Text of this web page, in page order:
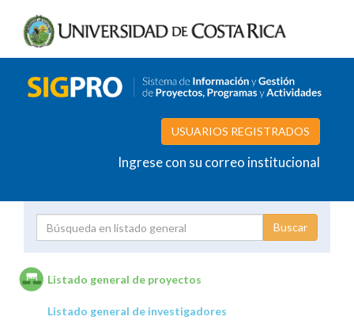
USUARIOS REGISTRADOS
Ingrese con su correo institucional
Unidades de investigación
Listado general de proyectos
Listado general de investigadores